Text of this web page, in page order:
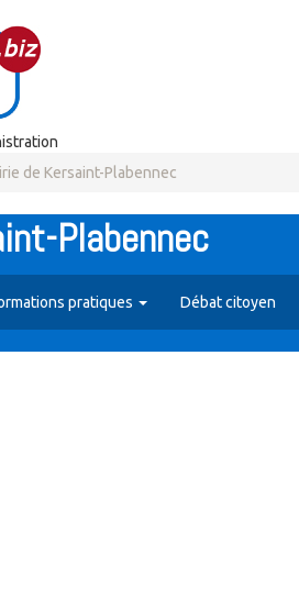
de Kersaint-Plabennec
Plabennec
pratiques Débat citoyen